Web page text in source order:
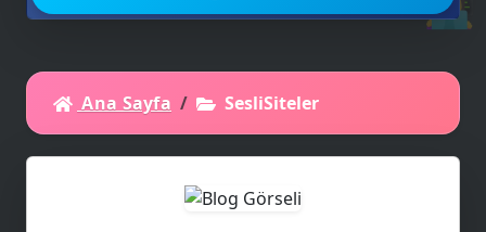
Ana Sayfa SesliSiteler